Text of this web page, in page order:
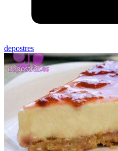
depostres